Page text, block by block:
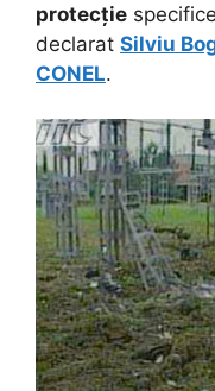
protecție
declarat Silviu
CONEL.